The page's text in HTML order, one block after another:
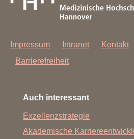
Impressum Intranet Kontakt
Barrierefreiheit
Auch interessant
Exzellenzstrategie
Akademische